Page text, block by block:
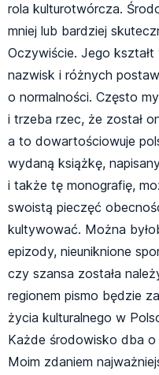
rola kulturotwórcza.
mniej lub bardziej
Oczywiście. Jego
nazwisk i różnych
o normalności. Często
i trzeba rzec, że został
a to dowartościowuje
wydaną książkę,
i także tę monografię,
swoistą pieczęć
kultywować. Można
epizody, nieuniknione
czy szansa została
regionem pismo będzie
życia kulturalnego w
Każde środowisko dba o
Moim zdaniem